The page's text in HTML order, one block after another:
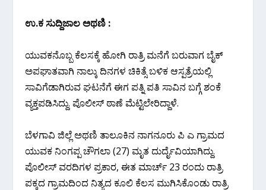
ಉ.ಕ ಸುದ್ದಿಜಾಲ ಅಥಣಿ :
ಯುವಕನೊಬ್ಬ ಕೆಲಸಕ್ಕೆ ಹೋಗಿ ರಾತ್ರಿ ಮನೆಗೆ ಬರುವಾಗ ಬೈಕ್
ಅಪಘಾತವಾಗಿ ನಾಲ್ಕು ದಿನಗಳ ಚಿಕಿತ್ಸೆ ಬಳಿಕ ಆಸ್ಪತ್ರೆಯಲ್ಲಿ
ಸಾವಿಗೆಡಾಗಿರುವ ಘಟನೆಗೆ ಈಗ ಪತ್ನಿ ಪತಿ ಸಾವಿನ ಬಗ್ಗೆ ಶಂಕೆ
ವ್ಯಕ್ತಪಡಿಸಿದ್ದು. ಪೊಲೀಸ್ ಠಾಣೆ ಮೆಟ್ಟಿಲೇರಿದ್ದಾಳೆ.
ಬೆಳಗಾವಿ ಜಿಲ್ಲೆ ಅಥಣಿ ತಾಲೂಕಿನ ನಾಗನೂರು ಪಿ ಎ ಗ್ರಾಮದ
ಯುವಕ ನಿಂಗಪ್ಪ ಚೌಗಲಾ (27) ಮೃತ ದುರ್ದೈವಿಯಾಗಿದ್ದು.
ಪೊಲೀಸ್ ವರದಿಗಳ ಪ್ರಕಾರ, ಈತ ಮಾರ್ಚ್ 23 ರಂದು ರಾತ್ರಿ
ಪಕ್ಕದ ಗ್ರಾಮದಿಂದ ನಿತ್ಯದ ಕೂಲಿ ಕೆಲಸ ಮುಗಿಸಿಕೊಂಡು ರಾತ್ರಿ